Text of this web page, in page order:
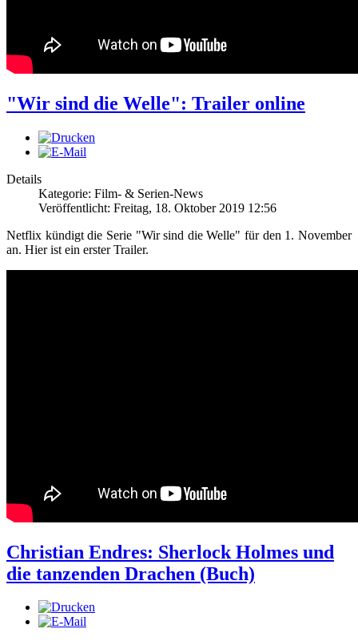
"Wir sind die Welle": Trailer online
Details
Kategorie: Film- & Serien-News
Veröffentlicht: Freitag, 18. Oktober 2019 12:56
Netflix kündigt die Serie "Wir sind die Welle" für den 1. November
an. Hier ist ein erster Trailer.
Christian Endres: Sherlock Holmes und
die tanzenden Drachen (Buch)